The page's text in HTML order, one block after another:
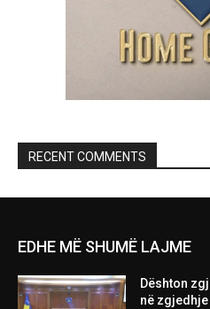
RECENT COMMENTS
EDHE MË SHUMË LAJME
Dështon
në